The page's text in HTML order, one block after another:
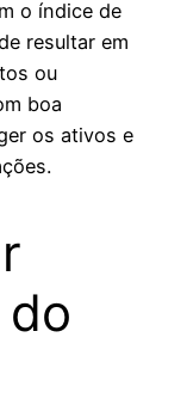
o índice de
resultar em
ou
boa
os ativos e